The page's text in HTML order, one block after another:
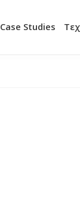
Case Studies